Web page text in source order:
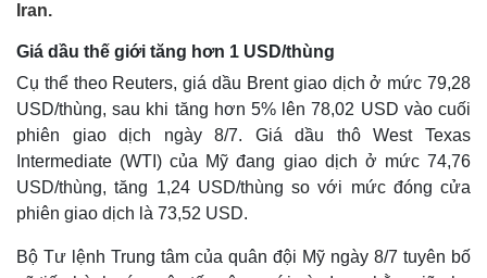
Iran.
Giá dầu thế giới tăng hơn 1 USD/thùng
Cụ thể theo Reuters, giá dầu Brent giao dịch ở mức 79,28
USD/thùng, sau khi tăng hơn 5% lên 78,02 USD vào cuối
phiên giao dịch ngày 8/7. Giá dầu thô West Texas
Intermediate (WTI) của Mỹ đang giao dịch ở mức 74,76
USD/thùng, tăng 1,24 USD/thùng so với mức đóng cửa
phiên giao dịch là 73,52 USD.
Bộ Tư lệnh Trung tâm của quân đội Mỹ ngày 8/7 tuyên bố